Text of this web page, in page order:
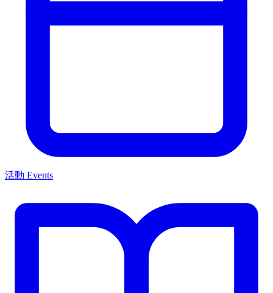
活動 Events